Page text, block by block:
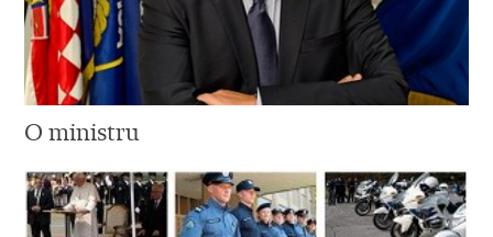
O ministru